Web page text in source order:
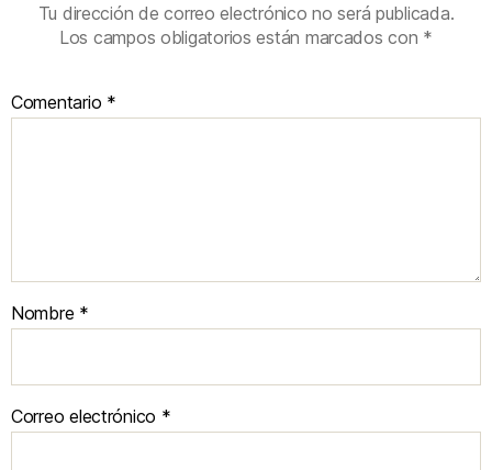
Tu dirección de correo electrónico no será publicada.
Los campos obligatorios están marcados con *
Comentario *
Nombre *
Correo electrónico *